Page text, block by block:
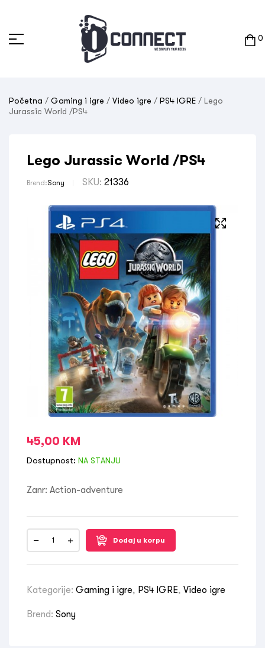
0
Početna / Gaming i igre / Video igre / PS4 IGRE / Lego
Jurassic World /PS4
Lego Jurassic World /PS4
Brend:Sony SKU: 21336
45,00 KM
Dostupnost: NA STANJU
Zanr: Action-adventure
Dodaj u korpu
Kategorije: Gaming i igre, PS4 IGRE, Video igre
Brend: Sony